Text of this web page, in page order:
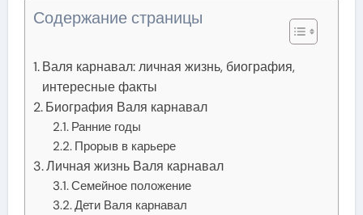
Содержание страницы
Валя карнавал: личная жизнь, биография,
интересные факты
Биография Валя карнавал
Ранние годы
Прорыв в карьере
Личная жизнь Валя карнавал
Семейное положение
Дети Валя карнавал